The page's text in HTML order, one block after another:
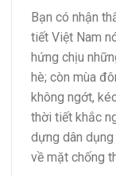
Bạn có nhận
tiết Việt Nam
hứng chịu
hè; còn mùa
không ngớt,
thời tiết khắc
dựng dân
về mặt chống